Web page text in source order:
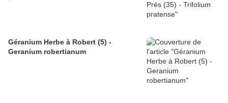
Géranium Herbe à Robert (5) -
Geranium robertianum